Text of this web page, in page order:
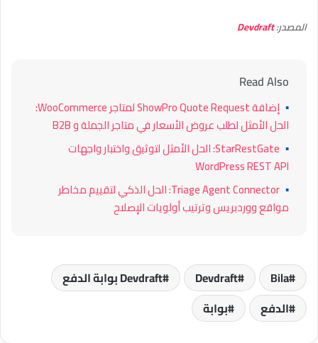
المصدر:Devdraft
Read Also
▪
إضافة ShowPro Quote Request لمتاجر WooCommerce:
الحل الأمثل لطلب عروض الأسعار في متاجر الجملة و B2B
▪
StarRestGate: الحل الأمثل لتوثيق واختبار واجهات
WordPress REST API
▪
Triage Agent Connector: الحل الذكي لتقييم مخاطر
مواقع ووردبريس وترتيب أولويات الإصلاح
Bila
Devdraft
Devdraft بوابة الدفع
الدفع
بوابة